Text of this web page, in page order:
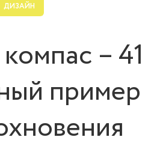
ДИЗАЙН
– 41
пример